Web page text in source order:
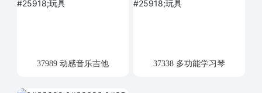
37989 动感音乐吉他 37338 多功能学习琴